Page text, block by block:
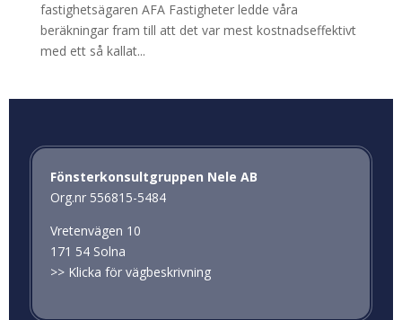
fastighetsägaren AFA Fastigheter ledde våra
beräkningar fram till att det var mest kostnadseffektivt
med ett så kallat...
Fönsterkonsultgruppen Nele AB
Org.nr 556815-5484
Vretenvägen 10
171 54 Solna
>> Klicka för vägbeskrivning